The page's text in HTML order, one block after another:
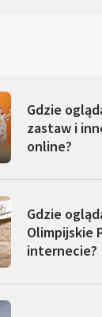
Gdzie
zastaw i
online?
Gdzie
Olimpijskie
internecie?